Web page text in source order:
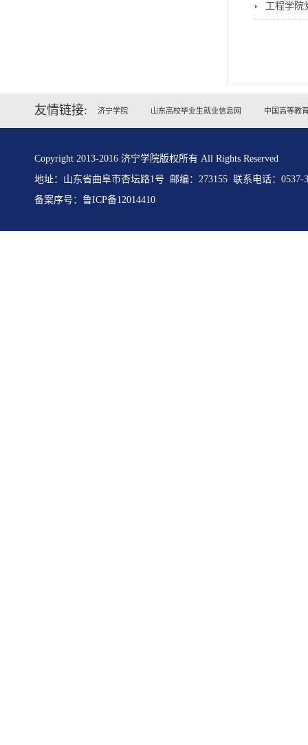
工程学院
友情链接: 济宁学院 山东高校毕业生就业信息网 中国高等教
Copyright 2013-2016 济宁学院版权所有 All Rights Reserved
地址：山东省曲阜市杏坛路1号 邮编：273155 联系电话：0537-
备案序号： 鲁ICP备12014410